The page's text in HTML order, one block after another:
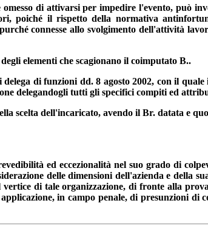
di attivarsi per impedire l'evento, può
poiché il rispetto della normativa
connesse allo svolgimento dell'attività
elementi che scagionano il coimputato B..
delega di funzioni dd. 8 agosto 2002, con il
delegandogli tutti gli specifici compiti ed
scelta dell'incaricato, avendo il Br. datata e
ed eccezionalità nel suo grado di
delle dimensioni dell'azienda e della
di tale organizzazione, di fronte alla
in campo penale, di presunzioni